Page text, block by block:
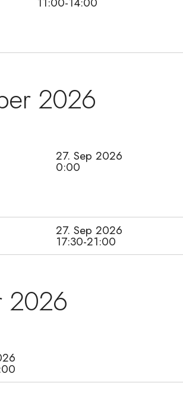
2026
27. Sep 2026
0:00
27. Sep 2026
17:30-21:00
2026